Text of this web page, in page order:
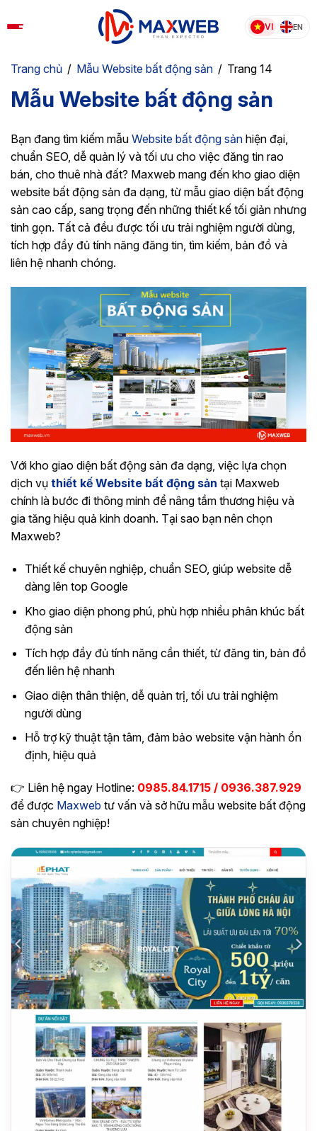
to
VI EN
Trang chủ / Mẫu Website bất động sản​ / Trang 14
Mẫu Website bất động sản​
Bạn đang tìm kiếm mẫu Website bất động sản hiện đại,
chuẩn SEO, dễ quản lý và tối ưu cho việc đăng tin rao
bán, cho thuê nhà đất? Maxweb mang đến kho giao diện
website bất động sản đa dạng, từ mẫu giao diện bất động
sản cao cấp, sang trọng đến những thiết kế tối giản nhưng
tinh gọn. Tất cả đều được tối ưu trải nghiệm người dùng,
tích hợp đầy đủ tính năng đăng tin, tìm kiếm, bản đồ và
liên hệ nhanh chóng.
Với kho giao diện bất động sản đa dạng, việc lựa chọn
dịch vụ thiết kế Website bất động sản tại Maxweb
chính là bước đi thông minh để nâng tầm thương hiệu và
gia tăng hiệu quả kinh doanh. Tại sao bạn nên chọn
Maxweb?
Thiết kế chuyên nghiệp, chuẩn SEO, giúp website dễ
dàng lên top Google
Kho giao diện phong phú, phù hợp nhiều phân khúc bất
động sản
Tích hợp đầy đủ tính năng cần thiết, từ đăng tin, bản đồ
đến liên hệ nhanh
Giao diện thân thiện, dễ quản trị, tối ưu trải nghiệm
người dùng
Hỗ trợ kỹ thuật tận tâm, đảm bảo website vận hành ổn
định, hiệu quả
👉 Liên hệ ngay Hotline: 0985.84.1715 / 0936.387.929
để được Maxweb tư vấn và sở hữu mẫu website bất động
sản chuyên nghiệp!